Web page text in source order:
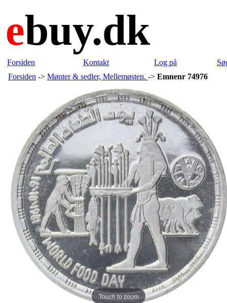
ebuy.dk
Forsiden Kontakt Log på
Forsiden -> Mønter & sedler, Mellemøsten. -> Emnenr 74976
Touch to zoom